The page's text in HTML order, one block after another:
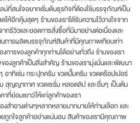
น์ที่สนใจอยากเริ่มต้นธุรกิจที่ต้องใช้บรรจุภัณฑ์เป็น
ห้อีกคุ้มสุดๆ ร้านของเราได้รับความไว้วางใจจาก
กรีวิวและยอดการสั่งซื้อที่มีมาอย่างต่อเนื่องและ
นินการผลิตบรรจุภัณฑ์สินค้าที่มีคุณภาพเทียบเท่า
การของลูกค้าทุกท่านได้อย่างทั่วถึง ร้านของเรา
องลูกค้าเป็นสิ่งสำคัญ ร้านของเรามุ่งมั่นและพัฒนา
อาทิเช่น กระปุกครีม ขวดปั๊มครีม ขวดดร๊อปเปอร์
สุญญากาศ ขวดเซรั่ม หลอดลิป และอื่นๆ เป็นต้น
ที่ย่อมเยาว์ให้แก่ลูกค้าของเรา
สำอางต่างๆหลากหลายมากมายให้ท่านเลือก และ
ถูกใจลูกค้าอย่างแน่นอน สินค้าของเรามีคุณภาพ